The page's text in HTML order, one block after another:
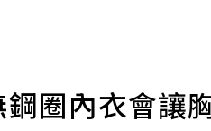
圈內衣會讓